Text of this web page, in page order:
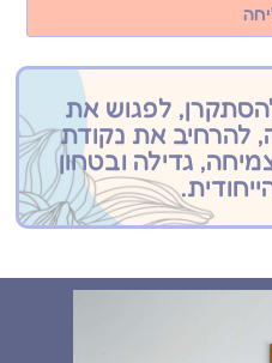
לפגוש את
להרחיב את נקודת
גדילה ובטחון